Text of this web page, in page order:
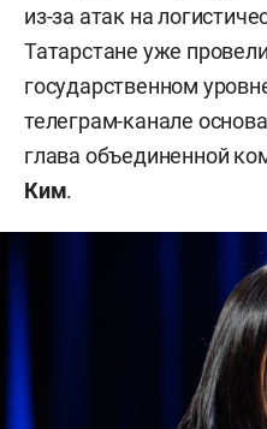
из-за атак на
Татарстане уже
государственном
телеграм-канале
глава объединенной
Ким.